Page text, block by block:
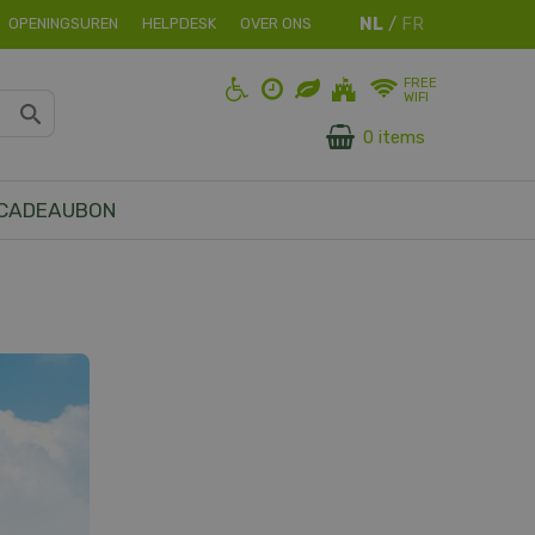
OPENINGSUREN HELPDESK OVER ONS
FREE
WIFI
0 items